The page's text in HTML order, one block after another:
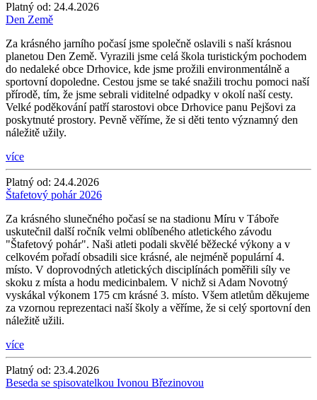
Platný od: 24.4.2026
Den Země
Za krásného jarního počasí jsme společně oslavili s naší krásnou
planetou Den Země. Vyrazili jsme celá škola turistickým pochodem
do nedaleké obce Drhovice, kde jsme prožili environmentálně a
sportovní dopoledne. Cestou jsme se také snažili trochu pomoci naší
přírodě, tím, že jsme sebrali viditelné odpadky v okolí naší cesty.
Velké poděkování patří starostovi obce Drhovice panu Pejšovi za
poskytnuté prostory. Pevně věříme, že si děti tento významný den
náležitě užily.
více
Platný od: 24.4.2026
Štafetový pohár 2026
Za krásného slunečného počasí se na stadionu Míru v Táboře
uskutečnil další ročník velmi oblíbeného atletického závodu
"Štafetový pohár". Naši atleti podali skvělé běžecké výkony a v
celkovém pořadí obsadili sice krásné, ale nejméně populární 4.
místo. V doprovodných atletických disciplínách poměřili síly ve
skoku z místa a hodu medicinbalem. V nichž si Adam Novotný
vyskákal výkonem 175 cm krásné 3. místo. Všem atletům děkujeme
za vzornou reprezentaci naší školy a věříme, že si celý sportovní den
náležitě užili.
více
Platný od: 23.4.2026
Beseda se spisovatelkou Ivonou Březinovou